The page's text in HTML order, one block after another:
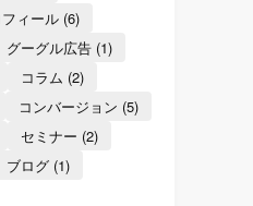
ィール (6)
グーグル広告 (1)
コラム (2)
コンバージョン (5)
セミナー (2)
ブログ (1)